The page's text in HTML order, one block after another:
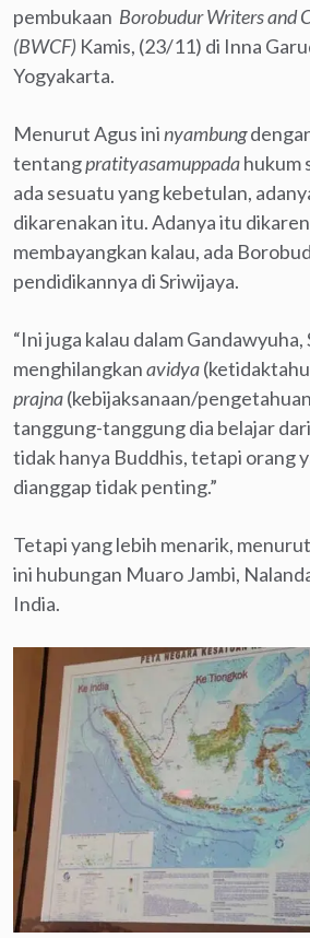
pembukaan Borobudur Writers and
(BWCF) Kamis, (23/11) di Inna
Yogyakarta.
Menurut Agus ininyambung
tentangpratityasamuppadahukum
ada sesuatu yang kebetulan,
dikarenakan itu. Adanya itu
membayangkan kalau, ada
pendidikannya di Sriwijaya.
“Ini juga kalau dalam
menghilangkanavidya
prajna(kebijaksanaan/
tanggung-tanggung dia belajar
tidak hanya Buddhis, tetapi orang
dianggap tidak penting.”
Tetapi yang lebih menarik,
ini hubungan Muaro Jambi,
India.